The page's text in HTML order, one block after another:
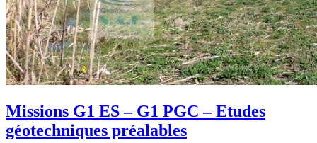
Missions G1 ES – G1 PGC – Etudes
géotechniques préalables